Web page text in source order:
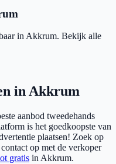
in Akkrum. Bekijk alle
inAkkrum
aanbod tweedehands
is het goedkoopste van
plaatsen! Zoek op
op met de verkoper
gratis in Akkrum.